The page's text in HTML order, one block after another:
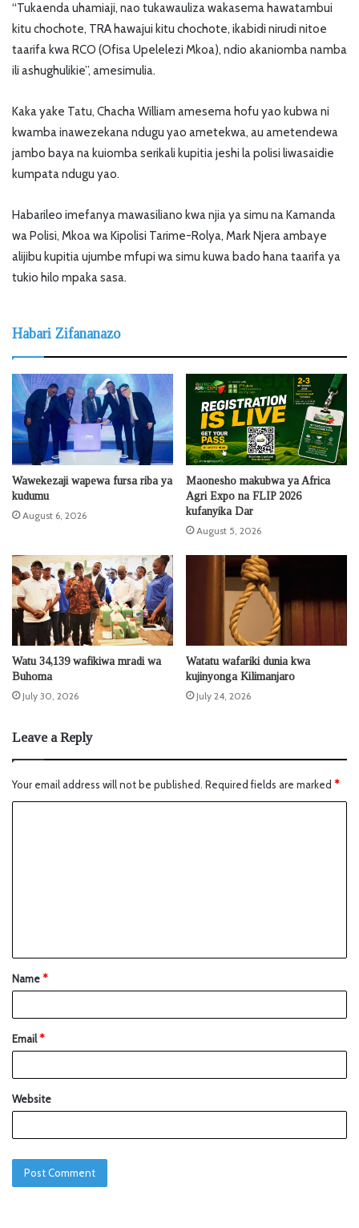
“Tukaenda uhamiaji, nao tukawauliza wakasema hawatambui
kitu chochote, TRA hawajui kitu chochote, ikabidi nirudi nitoe
taarifa kwa RCO (Ofisa Upelelezi Mkoa), ndio akaniomba namba
ili ashughulikie”, amesimulia.
Kaka yake Tatu, Chacha William amesema hofu yao kubwa ni
kwamba inawezekana ndugu yao ametekwa, au ametendewa
jambo baya na kuiomba serikali kupitia jeshi la polisi liwasaidie
kumpata ndugu yao.
Habarileo imefanya mawasiliano kwa njia ya simu na Kamanda
wa Polisi, Mkoa wa Kipolisi Tarime-Rolya, Mark Njera ambaye
alijibu kupitia ujumbe mfupi wa simu kuwa bado hana taarifa ya
tukio hilo mpaka sasa.
Habari Zifananazo
Wawekezaji wapewa fursa riba ya
kudumu
August 6, 2026
Maonesho makubwa ya Africa
Agri Expo na FLIP 2026
kufanyika Dar
August 5, 2026
Watu 34,139 wafikiwa mradi wa
Buhoma
July 30, 2026
Watatu wafariki dunia kwa
kujinyonga Kilimanjaro
July 24, 2026
Leave a Reply
Your email address will not be published. Required fields are marked *
Name*
Email*
Website